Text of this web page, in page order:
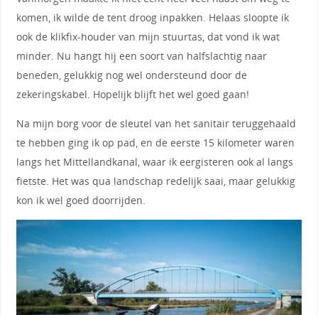
komen, ik wilde de tent droog inpakken. Helaas sloopte ik
ook de klikfix-houder van mijn stuurtas, dat vond ik wat
minder. Nu hangt hij een soort van halfslachtig naar
beneden, gelukkig nog wel ondersteund door de
zekeringskabel. Hopelijk blijft het wel goed gaan!
Na mijn borg voor de sleutel van het sanitair teruggehaald
te hebben ging ik op pad, en de eerste 15 kilometer waren
langs het Mittellandkanal, waar ik eergisteren ook al langs
fietste. Het was qua landschap redelijk saai, maar gelukkig
kon ik wel goed doorrijden.